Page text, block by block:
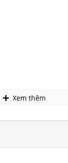
Xem thêm